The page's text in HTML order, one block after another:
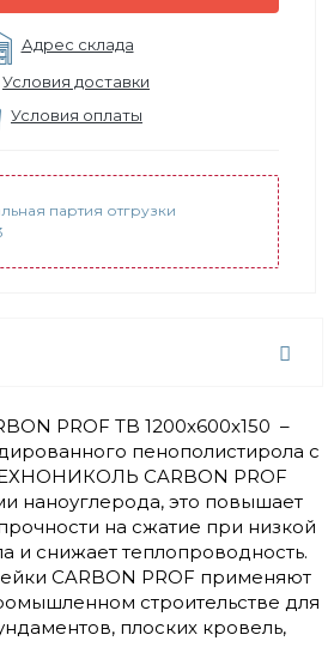
Адрес склада
Условия доставки
Условия оплаты
партия отгрузки
PROF TB 1200x600x150 –
пенополистирола с
CARBON PROF
наноуглерода, это повышает
на сжатие при низкой
и снижает теплопроводность.
CARBON PROF применяют
строительстве для
плоских кровель,